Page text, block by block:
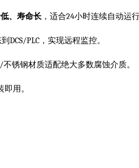
、寿命长 ，适合24小时连续自动运行
DCS/PLC，实现远程监控。
不锈钢材质适配绝大多数腐蚀介质。
用。